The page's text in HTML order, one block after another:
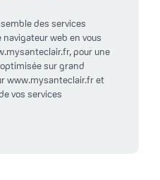
des services
web en vous
pour une
sur grand
www.mysanteclair.fr et
vos services